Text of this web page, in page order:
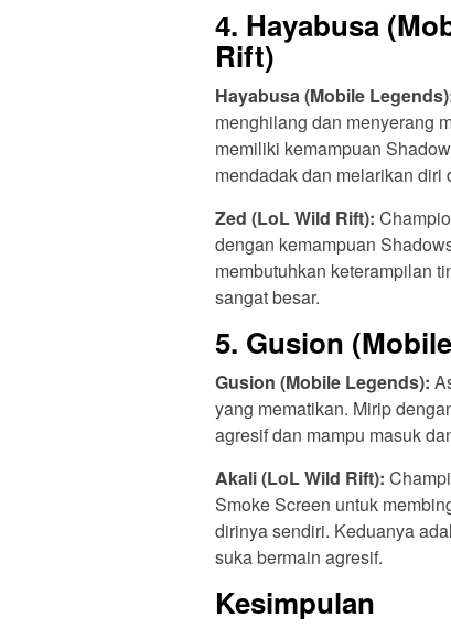
4. Hayabusa
Rift)
Hayabusa (Mobile
menghilang dan menyerang
memiliki kemampuan
mendadak dan melarikan diri
Zed (LoL Wild Rift):
dengan kemampuan
membutuhkan keterampilan
sangat besar.
5. Gusion
Gusion (Mobile Legends):
yang mematikan. Mirip
agresif dan mampu masuk
Akali (LoL Wild Rift):
Smoke Screen untuk
dirinya sendiri. Keduanya
suka bermain agresif.
Kesimpulan